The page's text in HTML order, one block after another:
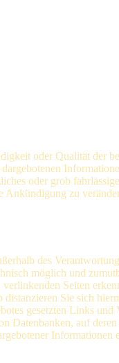
oder Qualität der
oder grob
zu
des
möglich und
Seiten
Sie sich
gesetzten Links
Datenbanken, auf